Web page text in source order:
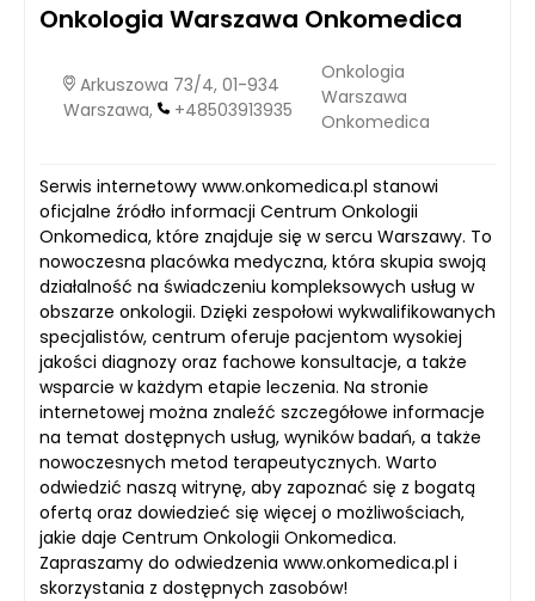
Onkologia Warszawa Onkomedica
Arkuszowa 73/4, 01-934
Warszawa,
+48503913935
Onkologia
Warszawa
Onkomedica
Serwis internetowy www.onkomedica.pl stanowi
oficjalne źródło informacji Centrum Onkologii
Onkomedica, które znajduje się w sercu Warszawy. To
nowoczesna placówka medyczna, która skupia swoją
działalność na świadczeniu kompleksowych usług w
obszarze onkologii. Dzięki zespołowi wykwalifikowanych
specjalistów, centrum oferuje pacjentom wysokiej
jakości diagnozy oraz fachowe konsultacje, a także
wsparcie w każdym etapie leczenia. Na stronie
internetowej można znaleźć szczegółowe informacje
na temat dostępnych usług, wyników badań, a także
nowoczesnych metod terapeutycznych. Warto
odwiedzić naszą witrynę, aby zapoznać się z bogatą
ofertą oraz dowiedzieć się więcej o możliwościach,
jakie daje Centrum Onkologii Onkomedica.
Zapraszamy do odwiedzenia www.onkomedica.pl i
skorzystania z dostępnych zasobów!